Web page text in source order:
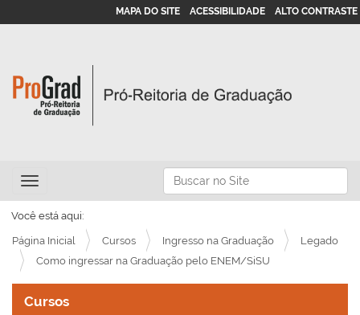
Busca
Busca Avançada…
MAPA DO SITE ACESSIBILIDADE ALTO CONTRASTE
Toggle navigation
Você está aqui:
Página Inicial Cursos Ingresso na Graduação
Legado
Como ingressar na Graduação pelo ENEM/SiSU
Cursos